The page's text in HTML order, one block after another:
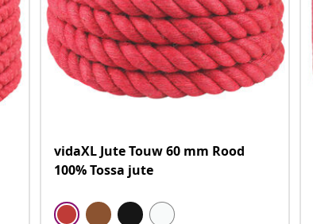
vidaXL Jute Touw 60 mm Rood
100% Tossa jute